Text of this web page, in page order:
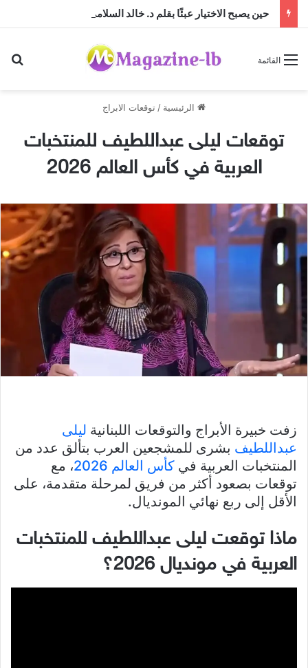
حين يصبح الاختيار عبئًا بقلم د. خالد السلامي
القائمة
الرئيسية / توقعات الابراج
توقعات ليلى عبداللطيف للمنتخبات
العربية في كأس العالم 2026
زفت خبيرة الأبراج والتوقعات اللبنانية ليلى
عبداللطيف بشرى للمشجعين العرب بتألق عدد من
المنتخبات العربية في كأس العالم 2026
، مع
توقعات بصعود أكثر من فريق لمرحلة متقدمة، على
الأقل إلى ربع نهائي المونديال.
ماذا توقعت ليلى عبداللطيف للمنتخبات
العربية في مونديال 2026؟